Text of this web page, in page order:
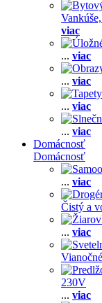
Vankúše,
viac
... viac
... viac
... viac
... viac
Domácnosť
Domácnosť
... viac
Čistý a
... viac
230V
... viac